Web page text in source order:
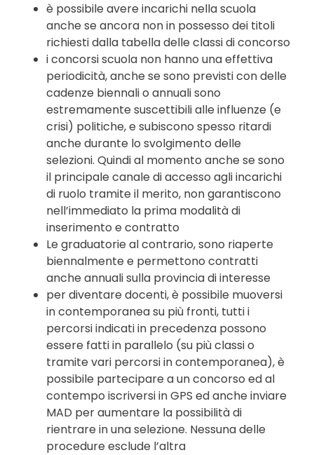
è possibile avere incarichi nella scuola
anche se ancora non in possesso dei titoli
richiesti dalla tabella delle classi di concorso
i concorsi scuola non hanno una effettiva
periodicità, anche se sono previsti con delle
cadenze biennali o annuali sono
estremamente suscettibili alle influenze (e
crisi) politiche, e subiscono spesso ritardi
anche durante lo svolgimento delle
selezioni. Quindi al momento anche se sono
il principale canale di accesso agli incarichi
di ruolo tramite il merito, non garantiscono
nell’immediato la prima modalità di
inserimento e contratto
Le graduatorie al contrario, sono riaperte
biennalmente e permettono contratti
anche annuali sulla provincia di interesse
per diventare docenti, è possibile muoversi
in contemporanea su più fronti, tutti i
percorsi indicati in precedenza possono
essere fatti in parallelo (su più classi o
tramite vari percorsi in contemporanea), è
possibile partecipare a un concorso ed al
contempo iscriversi in GPS ed anche inviare
MAD per aumentare la possibilità di
rientrare in una selezione. Nessuna delle
procedure esclude l’altra